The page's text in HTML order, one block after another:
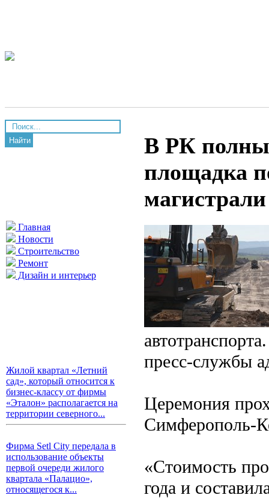
Найти
Главная
Новости
Строительство
Ремонт
Дизайн и интерьер
Жилой квартал «Летний
сад», который относится к
бизнес-классу от фирмы
«Эталон» располагается на
территории северного...
Фирма Setl City передала в
использование объекты
первой очереди жилого
квартала «Палацио»,
относящегося к...
В РК
площадка
пресс-службы
Церемония
Симферополь-
«Стоимость
года и